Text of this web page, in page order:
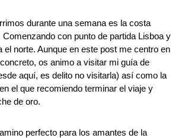
durante una semana es la costa
Comenzando con punto de partida Lisboa y
el norte. Aunque en este post me centro en
os animo a visitar mi guía de
aquí, es delito no visitarla) así como la
el que recomiendo terminar el viaje y
de oro.
perfecto para los amantes de la